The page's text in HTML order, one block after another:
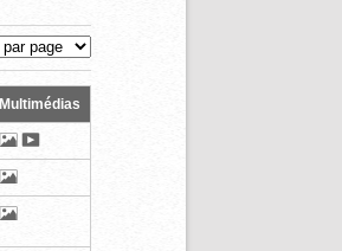
Multimédias